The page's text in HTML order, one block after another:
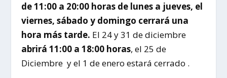
de 11:00 a 20:00 horas de lunes a jueves, el
viernes, sábado y domingo cerrará una
hora más tarde. El 24 y 31 de diciembre
abrirá 11:00 a 18:00 horas, el 25 de
Diciembre y el 1 de enero estará cerrado .